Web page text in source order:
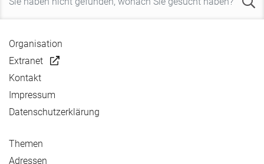
Organisation
Extranet
Kontakt
Impressum
Datenschutzerklärung
Themen
Adressen